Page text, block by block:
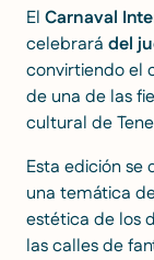
El Carnaval
celebrará del
convirtiendo el
de una de las
cultural de
Esta edición se
una temática
estética de los
las calles de